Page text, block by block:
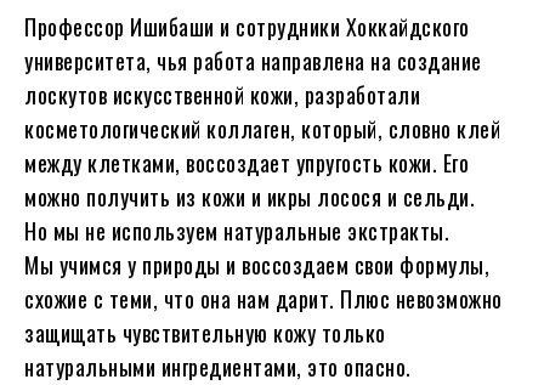
Профессор Ишибаши и сотрудники Хоккайдского
университета, чья работа направлена на создание
лоскутов искусственной кожи, разработали
косметологический коллаген, который, словно клей
между клетками, воссоздает упругость кожи. Его
можно получить из кожи и икры лосося и сельди.
Но мы не используем натуральные экстракты.
Мы учимся у природы и воссоздаем свои формулы,
схожие с теми, что она нам дарит. Плюс невозможно
защищать чувствительную кожу только
натуральными ингредиентами, это опасно.